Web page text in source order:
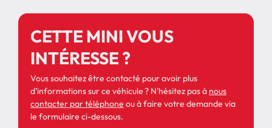
CETTE MINI VOUS
INTÉRESSE ?
Vous souhaitez être contacté pour avoir plus
d’informations sur ce véhicule ? N’hésitez pas à nous
contacter par téléphone ou à faire votre demande via
le formulaire ci-dessous.